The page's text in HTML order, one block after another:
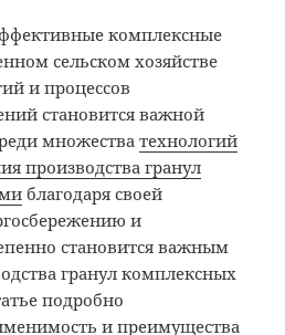
комплексные
сельском хозяйстве
и процессов
становится важной
множестватехнологий
производства гранул
благодаря своей
и
становится важным
гранул комплексных
подробно
и преимущества